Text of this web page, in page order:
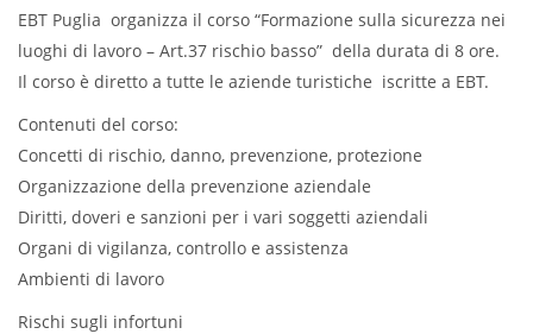
EBT Puglia organizza il corso “Formazione sulla sicurezza nei
luoghi di lavoro – Art.37 rischio basso” della durata di 8 ore.
Il corso è diretto a tutte le aziende turistiche iscritte a EBT.
Contenuti del corso:
Concetti di rischio, danno, prevenzione, protezione
Organizzazione della prevenzione aziendale
Diritti, doveri e sanzioni per i vari soggetti aziendali
Organi di vigilanza, controllo e assistenza
Ambienti di lavoro
Rischi sugli infortuni